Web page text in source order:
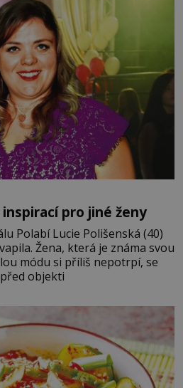
pro jiné ženy
Polabí Lucie Polišenská (40)
Žena, která je známa svou
módu si příliš nepotrpí, se
objekti